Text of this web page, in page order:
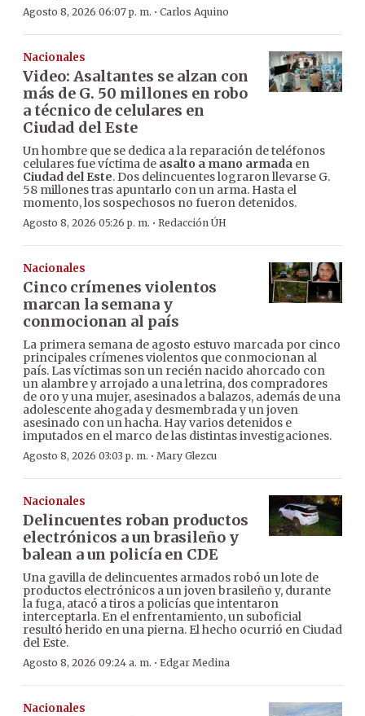
Agosto 8, 2026 06:07 p. m. · Carlos Aquino
Nacionales
Video: Asaltantes se alzan con
más de G. 50 millones en robo
a técnico de celulares en
Ciudad del Este
Un hombre que se dedica a la reparación de teléfonos
celulares fue víctima de asalto a mano armada en
Ciudad del Este. Dos delincuentes lograron llevarse G.
58 millones tras apuntarlo con un arma. Hasta el
momento, los sospechosos no fueron detenidos.
Agosto 8, 2026 05:26 p. m. · Redacción ÚH
Nacionales
Cinco crímenes violentos
marcan la semana y
conmocionan al país
La primera semana de agosto estuvo marcada por cinco
principales crímenes violentos que conmocionan al
país. Las víctimas son un recién nacido ahorcado con
un alambre y arrojado a una letrina, dos compradores
de oro y una mujer, asesinados a balazos, además de una
adolescente ahogada y desmembrada y un joven
asesinado con un hacha. Hay varios detenidos e
imputados en el marco de las distintas investigaciones.
Agosto 8, 2026 03:03 p. m. · Mary Glezcu
Nacionales
Delincuentes roban productos
electrónicos a un brasileño y
balean a un policía en CDE
Una gavilla de delincuentes armados robó un lote de
productos electrónicos a un joven brasileño y, durante
la fuga, atacó a tiros a policías que intentaron
interceptarla. En el enfrentamiento, un suboficial
resultó herido en una pierna. El hecho ocurrió en Ciudad
del Este.
Agosto 8, 2026 09:24 a. m. · Edgar Medina
Nacionales